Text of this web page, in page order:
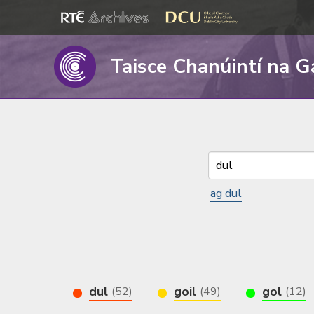
Taisce Chanúintí na
ag dul
dul (52) goil (49) gol (12)